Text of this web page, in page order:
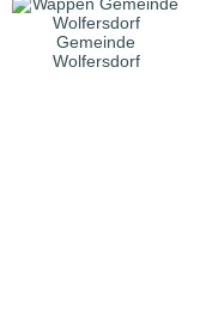
Gemeinde
Wolfersdorf